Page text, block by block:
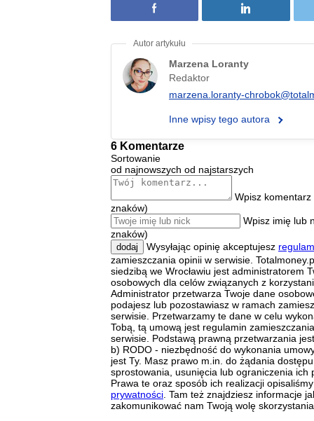
Marzena Loranty
Redaktor
marzena.loranty-
Inne wpisy tego autora
6 Komentarze
Sortowanie
od najnowszych od najstarszych
Wpisz
znaków)
Wpisz imię lub
znaków)
dodaj Wysyłając opinię akceptujesz
zamieszczania opinii w serwisie.
siedzibą we Wrocławiu jest administratorem
osobowych dla celów związanych z
Administrator przetwarza Twoje dane
podajesz lub pozostawiasz w ramach
serwisie. Przetwarzamy te dane w celu
Tobą, tą umową jest regulamin
serwisie. Podstawą prawną przetwarzania
b) RODO - niezbędność do wykonania
jest Ty. Masz prawo m.in. do żądania
sprostowania, usunięcia lub ograniczenia ich
Prawa te oraz sposób ich realizacji
prywatności . Tam też znajdziesz informacje
zakomunikować nam Twoją wolę